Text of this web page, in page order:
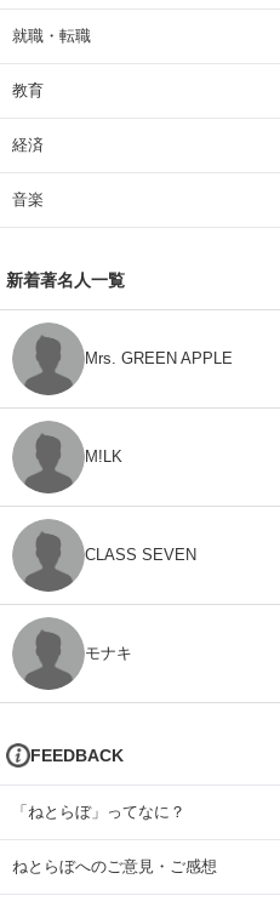
就職・転職
教育
経済
音楽
新着著名人一覧
Mrs. GREEN APPLE
M!LK
CLASS SEVEN
モナキ
FEEDBACK
「ねとらぼ」ってなに？
ねとらぼへのご意見・ご感想